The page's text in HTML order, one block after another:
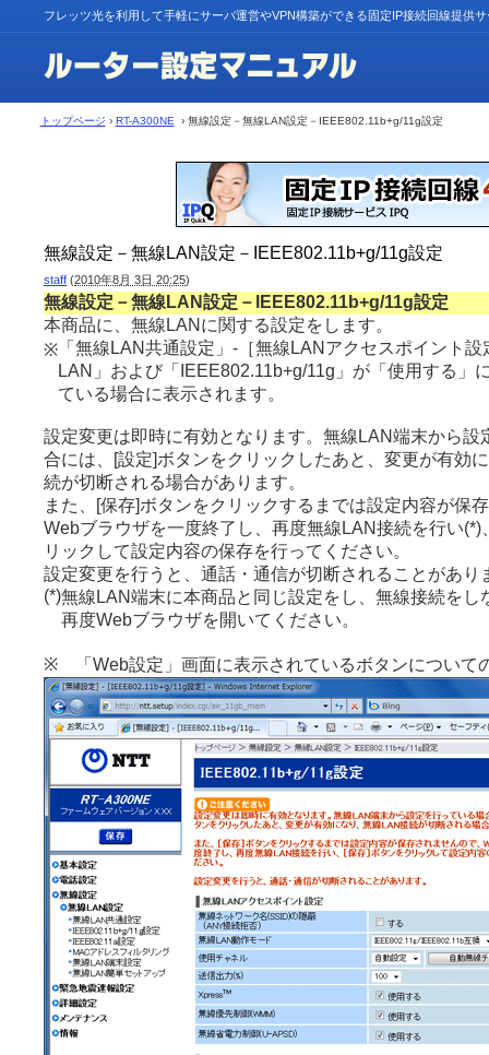
フレッツ光を利用して手軽にサーバ運営やVPN構築ができる固定IP接続回線提供
トップページ › RT-A300NE › 無線設定－無線LAN設定－IEEE802.11b+g/11g設定
無線設定－無線LAN設定－IEEE802.11b+g/11g設定
staff (2010年8月 3日 20:25)
無線設定－無線LAN設定－IEEE802.11b+g/11g設定
本商品に、無線LANに関する設定をします。
※ 「無線LAN共通設定」-［無線LANアクセスポイント
LAN」および「IEEE802.11b+g/11g」が「使用する」
ている場合に表示されます。
設定変更は即時に有効となります。無線LAN端末から設
合には、[設定]ボタンをクリックしたあと、変更が有効
続が切断される場合があります。
また、[保存]ボタンをクリックするまでは設定内容が保
Webブラウザを一度終了し、再度無線LAN接続を行い(*)
リックして設定内容の保存を行ってください。
設定変更を行うと、通話・通信が切断されることがあり
(*)無線LAN端末に本商品と同じ設定をし、無線接続をし
再度Webブラウザを開いてください。
※ 「Web設定」画面に表示されているボタンについて